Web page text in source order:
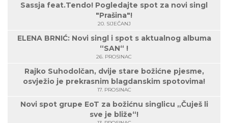
Sassja feat.Tendo! Pogledajte spot za novi singl
"Prašina"!
20. SIJEČANJ
ELENA BRNIĆ: Novi singl i spot s aktualnog albuma
“SAN“ !
26. PROSINAC
Rajko Suhodolčan, dvije stare božićne pjesme,
osvježio je prekrasnim blagdanskim spotovima!
17. PROSINAC
Novi spot grupe EoT za božićnu singlicu „Čuješ li
sve je bliže“!